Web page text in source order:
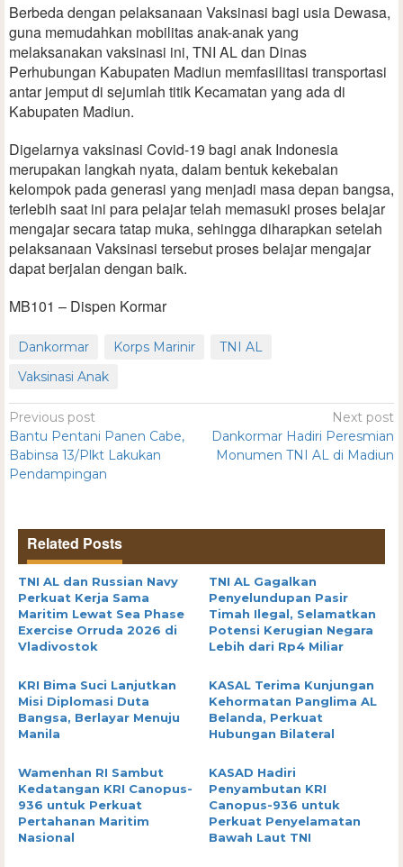
Berbeda dengan pelaksanaan Vaksinasi bagi usia Dewasa,
guna memudahkan mobilitas anak-anak yang
melaksanakan vaksinasi ini, TNI AL dan Dinas
Perhubungan Kabupaten Madiun memfasilitasi transportasi
antar jemput di sejumlah titik Kecamatan yang ada di
Kabupaten Madiun.
Digelarnya vaksinasi Covid-19 bagi anak Indonesia
merupakan langkah nyata, dalam bentuk kekebalan
kelompok pada generasi yang menjadi masa depan bangsa,
terlebih saat ini para pelajar telah memasuki proses belajar
mengajar secara tatap muka, sehingga diharapkan setelah
pelaksanaan Vaksinasi tersebut proses belajar mengajar
dapat berjalan dengan baik.
MB101 – Dispen Kormar
Dankormar Korps Marinir
TNI AL
Vaksinasi Anak
Previous post
Bantu Pentani Panen Cabe,
Babinsa 13/Plkt Lakukan
Pendampingan
Next post
Dankormar Hadiri Peresmian
Monumen TNI AL di Madiun
Related Posts
TNI AL dan Russian Navy
Perkuat Kerja Sama
Maritim Lewat Sea Phase
Exercise Orruda 2026 di
Vladivostok
TNI AL Gagalkan
Penyelundupan Pasir
Timah Ilegal, Selamatkan
Potensi Kerugian Negara
Lebih dari Rp4 Miliar
KRI Bima Suci Lanjutkan
Misi Diplomasi Duta
Bangsa, Berlayar Menuju
Manila
KASAL Terima Kunjungan
Kehormatan Panglima AL
Belanda, Perkuat
Hubungan Bilateral
Wamenhan RI Sambut
Kedatangan KRI Canopus-
936 untuk Perkuat
Pertahanan Maritim
Nasional
KASAD Hadiri
Penyambutan KRI
Canopus-936 untuk
Perkuat Penyelamatan
Bawah Laut TNI